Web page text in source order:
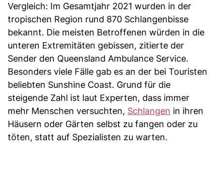
Vergleich: Im Gesamtjahr 2021 wurden in der
tropischen Region rund 870 Schlangenbisse
bekannt. Die meisten Betroffenen würden in die
unteren Extremitäten gebissen, zitierte der
Sender den Queensland Ambulance Service.
Besonders viele Fälle gab es an der bei Touristen
beliebten Sunshine Coast. Grund für die
steigende Zahl ist laut Experten, dass immer
mehr Menschen versuchten, Schlangen in ihren
Häusern oder Gärten selbst zu fangen oder zu
töten, statt auf Spezialisten zu warten.